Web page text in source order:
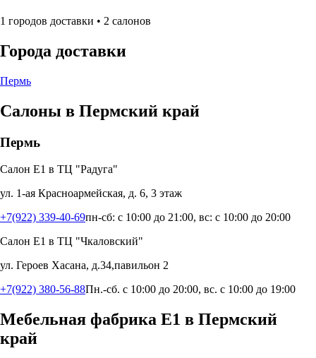
1 городов доставки • 2 салонов
Города доставки
Пермь
Салоны в Пермский край
Пермь
Салон Е1 в ТЦ "Радуга"
ул. 1-ая Красноармейская, д. 6, 3 этаж
+7(922) 339-40-69пн-сб: с 10:00 до 21:00, вс: с 10:00 до 20:00
Салон Е1 в ТЦ "Чкаловский"
ул. Героев Хасана, д.34,павильон 2
+7(922) 380-56-88Пн.-сб. с 10:00 до 20:00, вс. с 10:00 до 19:00
Мебельная фабрика Е1 в Пермский
край